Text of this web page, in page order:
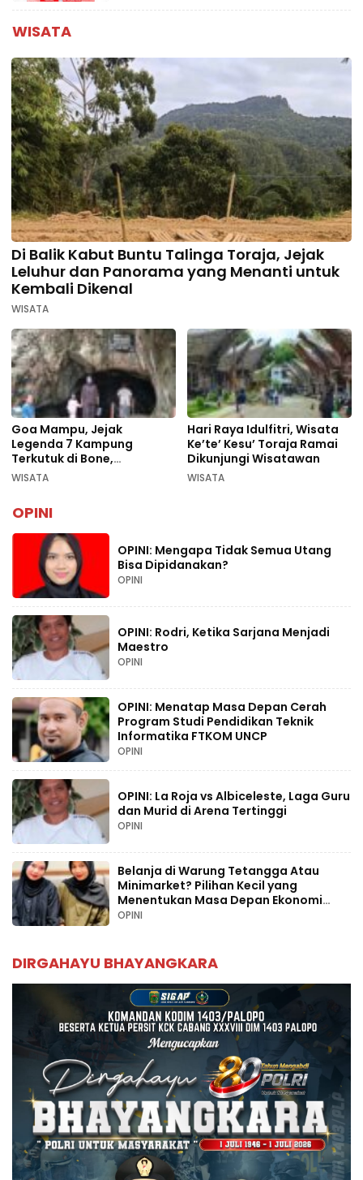
WISATA
Di Balik Kabut Buntu Talinga Toraja, Jejak
Leluhur dan Panorama yang Menanti untuk
Kembali Dikenal
WISATA
Goa Mampu, Jejak
Legenda 7 Kampung
Terkutuk di Bone,
Rekomendasi Liburan
WISATA
Hari Raya Idulfitri, Wisata
Ke’te’ Kesu’ Toraja Ramai
Dikunjungi Wisatawan
WISATA
OPINI
OPINI: Mengapa Tidak Semua Utang
Bisa Dipidanakan?
OPINI
OPINI: Rodri, Ketika Sarjana Menjadi
Maestro
OPINI
OPINI: Menatap Masa Depan Cerah
Program Studi Pendidikan Teknik
Informatika FTKOM UNCP
OPINI
OPINI: La Roja vs Albiceleste, Laga Guru
dan Murid di Arena Tertinggi
OPINI
Belanja di Warung Tetangga Atau
Minimarket? Pilihan Kecil yang
Menentukan Masa Depan Ekonomi
Palopo
OPINI
DIRGAHAYU BHAYANGKARA